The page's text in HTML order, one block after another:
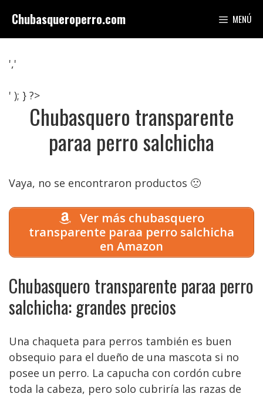
contenido
Chubasqueroperro.com MENÚ
','
' ); } ?>
Chubasquero transparente
paraa perro salchicha
Vaya, no se encontraron productos 🙁
Ver más chubasquero
transparente paraa perro salchicha
en Amazon
Chubasquero transparente paraa perro
salchicha: grandes precios
Una chaqueta para perros también es buen
obsequio para el dueño de una mascota si no
posee un perro. La capucha con cordón cubre
toda la cabeza, pero solo cubriría las razas de